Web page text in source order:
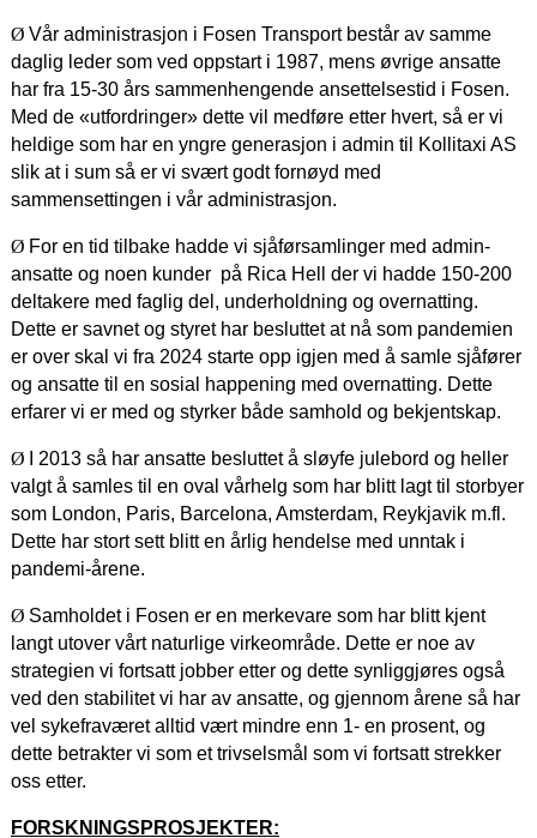
Ø Vår administrasjon i Fosen Transport består av samme
daglig leder som ved oppstart i 1987, mens øvrige ansatte
har fra 15-30 års sammenhengende ansettelsestid i Fosen.
Med de «utfordringer» dette vil medføre etter hvert, så er vi
heldige som har en yngre generasjon i admin til Kollitaxi AS
slik at i sum så er vi svært godt fornøyd med
sammensettingen i vår administrasjon.
Ø For en tid tilbake hadde vi sjåførsamlinger med admin-
ansatte og noen kunder på Rica Hell der vi hadde 150-200
deltakere med faglig del, underholdning og overnatting.
Dette er savnet og styret har besluttet at nå som pandemien
er over skal vi fra 2024 starte opp igjen med å samle sjåfører
og ansatte til en sosial happening med overnatting. Dette
erfarer vi er med og styrker både samhold og bekjentskap.
Ø
I 2013 så har ansatte besluttet å sløyfe julebord og heller
valgt å samles til en oval vårhelg som har blitt lagt til storbyer
som London, Paris, Barcelona, Amsterdam, Reykjavik m.fl.
Dette har stort sett blitt en årlig hendelse med unntak i
pandemi-årene.
Ø Samholdet i Fosen er en merkevare som har blitt kjent
langt utover vårt naturlige virkeområde. Dette er noe av
strategien vi fortsatt jobber etter og dette synliggjøres også
ved den stabilitet vi har av ansatte, og gjennom årene så har
vel sykefraværet alltid vært mindre enn 1- en prosent, og
dette betrakter vi som et trivselsmål som vi fortsatt strekker
oss etter.
FORSKNINGSPROSJEKTER: